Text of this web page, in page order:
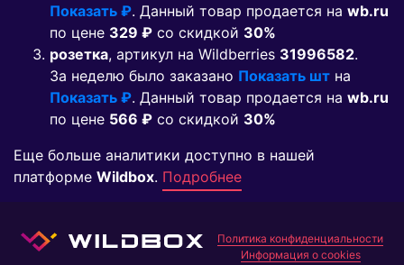
Показать ₽. Данный товар продается на wb.ru
по цене 329 ₽ co скидкой 30%
розетка, артикул на Wildberries 31996582.
За неделю было заказано Показать шт на
Показать ₽. Данный товар продается на wb.ru
по цене 566 ₽ co скидкой 30%
Еще больше аналитики доступно в нашей
платформе Wildbox. Подробнее
Политика конфиденциальности
Информация о cookies